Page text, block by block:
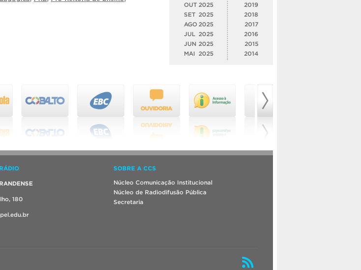
OUT 2025
SET 2025
AGO 2025
JUL
2025
JUN 2025
MAI
2025
2019
2018
2017
2016
2015
2014
180
SOBRE A CCS
Núcleo Comunicação Institucional
Núcleo de Radiodifusão Pública
Secretaria